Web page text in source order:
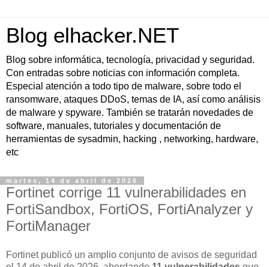
Blog elhacker.NET
Blog sobre informática, tecnología, privacidad y seguridad.
Con entradas sobre noticias con información completa.
Especial atención a todo tipo de malware, sobre todo el
ransomware, ataques DDoS, temas de IA, así como análisis
de malware y spyware. También se tratarán novedades de
software, manuales, tutoriales y documentación de
herramientas de sysadmin, hacking , networking, hardware,
etc
martes, 14 de abril de 2026
Fortinet corrige 11 vulnerabilidades en
FortiSandbox, FortiOS, FortiAnalyzer y
FortiManager
Fortinet publicó un amplio conjunto de avisos de seguridad